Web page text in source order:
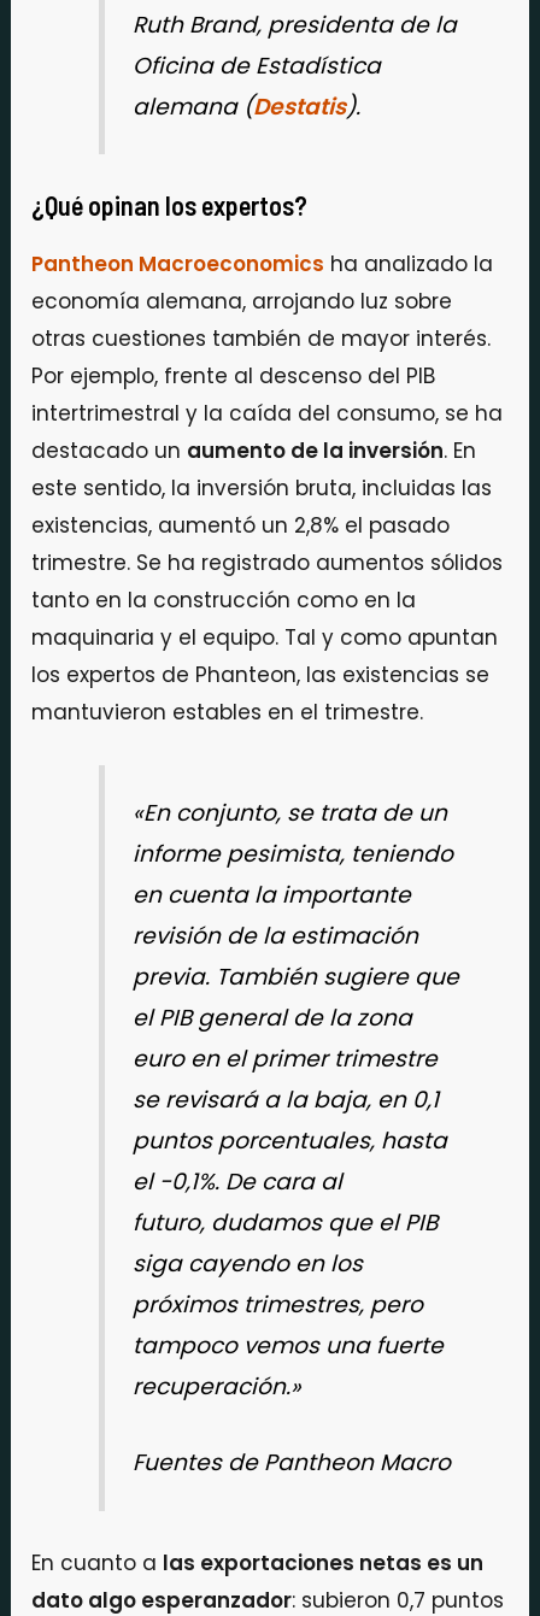
Ruth Brand, presidenta de la
Oficina de Estadística
alemana (Destatis).
¿Qué opinan los expertos?
Pantheon Macroeconomics ha analizado la
economía alemana, arrojando luz sobre
otras cuestiones también de mayor interés.
Por ejemplo, frente al descenso del PIB
intertrimestral y la caída del consumo, se ha
destacado un aumento de la inversión. En
este sentido, la inversión bruta, incluidas las
existencias, aumentó un 2,8% el pasado
trimestre. Se ha registrado aumentos sólidos
tanto en la construcción como en la
maquinaria y el equipo. Tal y como apuntan
los expertos de Phanteon, las existencias se
mantuvieron estables en el trimestre.
«En conjunto, se trata de un
informe pesimista, teniendo
en cuenta la importante
revisión de la estimación
previa. También sugiere que
el PIB general de la zona
euro en el primer trimestre
se revisará a la baja, en 0,1
puntos porcentuales, hasta
el -0,1%. De cara al
futuro, dudamos que el PIB
siga cayendo en los
próximos trimestres, pero
tampoco vemos una fuerte
recuperación.»
Fuentes de Pantheon Macro
En cuanto a las exportaciones netas es un
dato algo esperanzador: subieron 0,7 puntos